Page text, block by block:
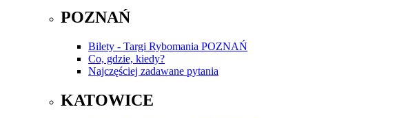
POZNAŃ
Bilety - Targi Rybomania POZNAŃ
Co, gdzie, kiedy?
Najczęściej zadawane pytania
KATOWICE